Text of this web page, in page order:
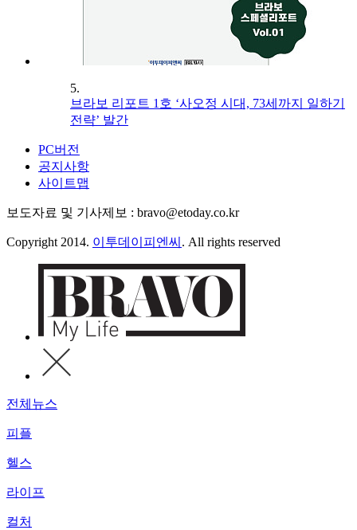
5.
브라보 리포트 1호 ‘사오정 시대, 73세까지 일하기
전략’ 발간
PC버전
공지사항
사이트맵
보도자료 및 기사제보 : bravo@etoday.co.kr
Copyright 2014. 이투데이피엔씨 . All rights reserved
전체뉴스
피플
헬스
라이프
컬처